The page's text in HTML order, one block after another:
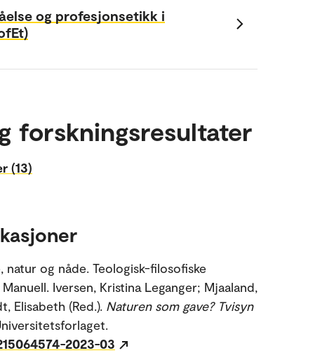
og profesjonsetikk i
forskningsresultater
(13)
natur og nåde. Teologisk-filosofiske
Iversen, Kristina Leganger; Mjaaland,
Elisabeth (Red.). Naturen som gave? Tvisyn
2023-03